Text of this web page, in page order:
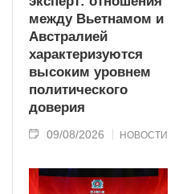
между Вьетнамом и
Австралией
характеризуются
высоким уровнем
политического
доверия
09/08/2026 НОВОСТИ